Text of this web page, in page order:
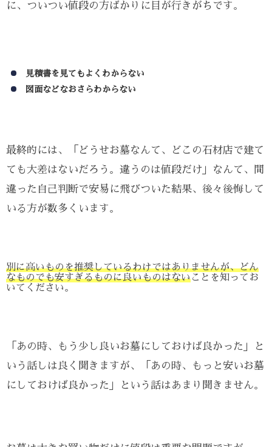
に、ついつい値段の方ばかりに目が行きがちです。
見積書を見てもよくわからない
図面などなおさらわからない
最終的には、「どうせお墓なんて、どこの石材店で建て
ても大差はないだろう。違うのは値段だけ」なんて、間
違った自己判断で安易に飛びついた結果、後々後悔して
いる方が数多くいます。
別に高いものを推奨しているわけではありませんが、どん
なものでも安すぎるものに良いものはないことを知ってお
いてください。
「あの時、もう少し良いお墓にしておけば良かった」と
いう話しは良く聞きますが、「あの時、もっと安いお墓
にしておけば良かった」という話はあまり聞きません。